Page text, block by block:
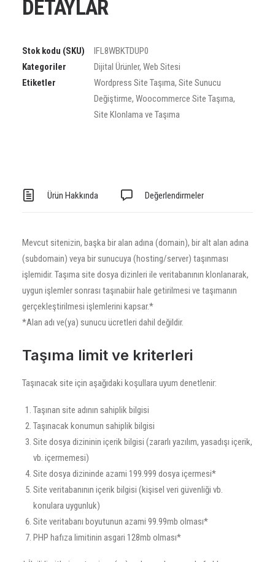
DETAYLAR
Stok kodu (SKU)
IFL8WBKTDUP0
Kategoriler
Dijital Ürünler, Web Sitesi
Etiketler
Wordpress Site Taşıma, Site Sunucu
Değiştirme, Woocommerce Site Taşıma,
Site Klonlama ve Taşıma
Ürün Hakkında Değerlendirmeler
Mevcut sitenizin, başka bir alan adına (domain), bir alt alan adına
(subdomain) veya bir sunucuya (hosting/server) taşınması
işlemidir. Taşıma site dosya dizinleri ile veritabanının klonlanarak,
uygun işlemler sonrası taşınabiir hale getirilmesi ve taşımanın
gerçekleştirilmesi işlemlerini kapsar.*
*Alan adı ve(ya) sunucu ücretleri dahil değildir.
Taşıma limit ve kriterleri
Taşınacak site için aşağıdaki koşullara uyum denetlenir:
Taşınan site adının sahiplik bilgisi
Taşınacak konumun sahiplik bilgisi
Site dosya dizininin içerik bilgisi (zararlı yazılım, yasadışı içerik,
vb. içermemesi)
Site dosya dizininde azami 199.999 dosya içermesi*
Site veritabanının içerik bilgisi (kişisel veri güvenliği vb.
konulara uygunluk)
Site veritabanı boyutunun azami 99.99mb olması*
PHP hafıza limitinin asgari 128mb olması*